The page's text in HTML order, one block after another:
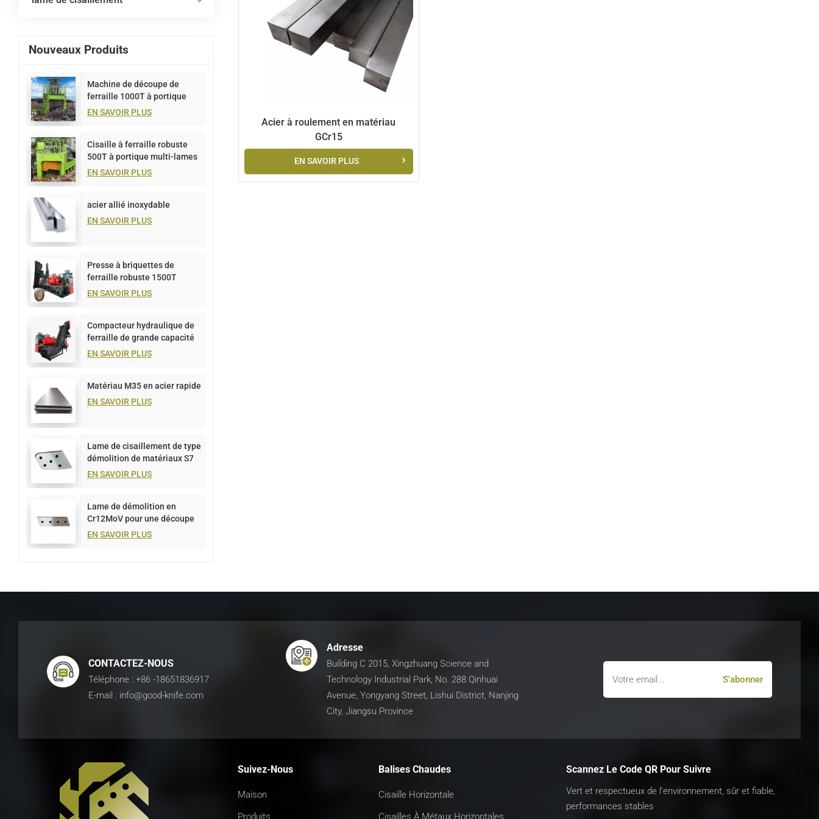
Nouveaux Produits
Machine de découpe de
ferraille 1000T à portique
multi-lames
EN SAVOIR PLUS
Cisaille à ferraille robuste
500T à portique multi-lames
EN SAVOIR PLUS
acier allié inoxydable
EN SAVOIR PLUS
Presse à briquettes de
ferraille robuste 1500T
EN SAVOIR PLUS
Compacteur hydraulique de
ferraille de grande capacité
de 1 000 tonnes
EN SAVOIR PLUS
Matériau M35 en acier rapide
EN SAVOIR PLUS
Lame de cisaillement de type
démolition de matériaux S7
pour la découpe de plaques
EN SAVOIR PLUS
Lame de démolition en
Cr12MoV pour une découpe
efficace du métal
EN SAVOIR PLUS
Acier à roulement en matériau
GCr15
EN SAVOIR PLUS
CONTACTEZ-NOUS
Téléphone : +86 -18651836917
E-mail : info@good-knife.com
Adresse
Building C 2015, Xingzhuang Science and
Technology Industrial Park, No. 288 Qinhuai
Avenue, Yongyang Street, Lishui District, Nanjing
City, Jiangsu Province
Suivez-Nous
Maison
Produits
Balises Chaudes
Cisaille Horizontale
Cisailles À Métaux Horizontales
Scannez Le Code QR Pour Suivre
Vert et respectueux de l'environnement, sûr et fiable,
performances stables